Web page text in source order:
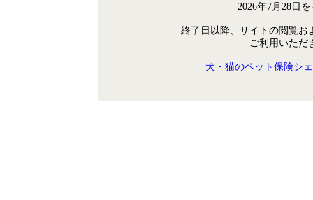
2026年7月28日
終了日以降、サイトの閲覧お
ご利用いただ
犬・猫のペット保険シ